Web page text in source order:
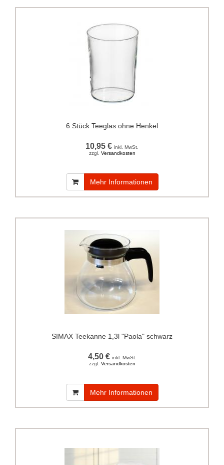
6 Stück Teeglas ohne Henkel
10,95 € inkl. MwSt.
zzgl. Versandkosten
Mehr Informationen
SIMAX Teekanne 1,3l "Paola" schwarz
4,50 € inkl. MwSt.
zzgl. Versandkosten
Mehr Informationen